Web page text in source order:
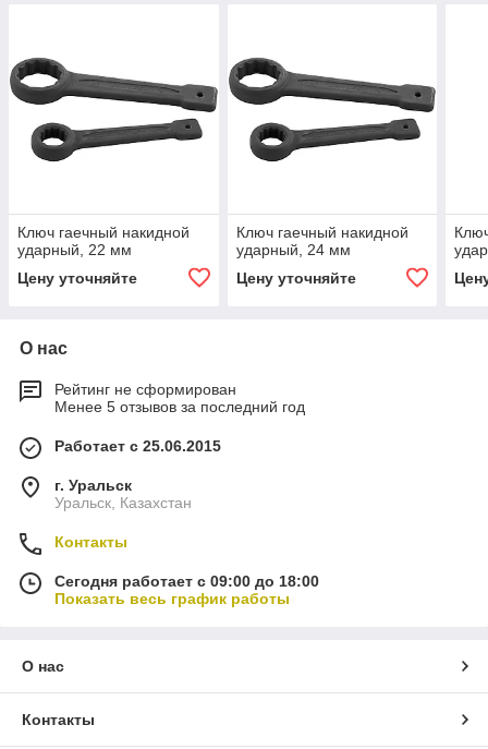
Ключ гаечный накидной
ударный, 22 мм
Цену уточняйте
Ключ гаечный накидной
ударный, 24 мм
Цену уточняйте
О нас
Рейтинг не сформирован
Менее 5 отзывов за последний год
Работает с 25.06.2015
г. Уральск
Уральск, Казахстан
Контакты
Сегодня работает с 09:00 до 18:00
Показать весь график работы
О нас
Контакты